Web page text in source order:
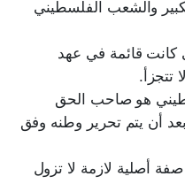
والشعب الفلسطيني
كانت قائمة في عهد
تتجزأ.
هو صاحب الحق
أن يتم تحرير وطنه وفق
صفة أصلية لازمة لا تزول